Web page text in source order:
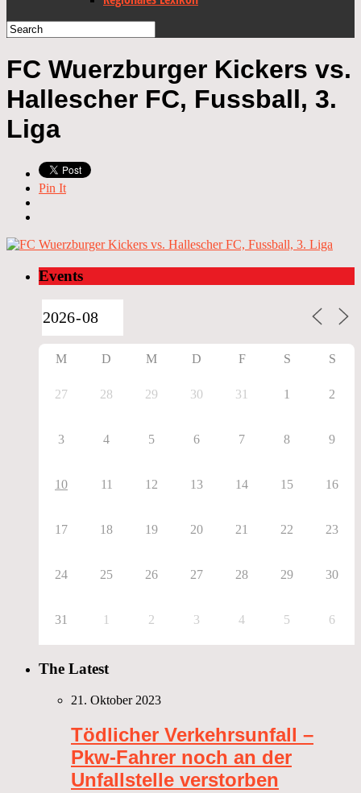
FC Wuerzburger Kickers vs.
Hallescher FC, Fussball, 3.
Liga
Pin It
Events
M D M D F S S
27 28 29 30 31 1 2
3 4 5 6 7 8 9
10 11 12 13 14 15 16
17 18 19 20 21 22 23
24 25 26 27 28 29 30
31 1 2 3 4 5 6
The Latest
21. Oktober 2023
Tödlicher Verkehrsunfall –
Pkw-Fahrer noch an der
Unfallstelle verstorben